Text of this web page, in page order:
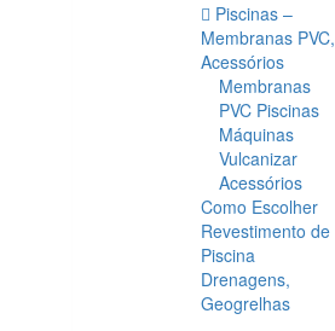
Piscinas –
Membranas PVC,
Acessórios
Membranas
PVC Piscinas
Máquinas
Vulcanizar
Acessórios
Como Escolher
Revestimento de
Piscina
Drenagens,
Geogrelhas